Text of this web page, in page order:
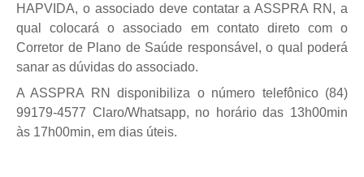
HAPVIDA, o associado deve contatar a ASSPRA RN, a
qual colocará o associado em contato direto com o
Corretor de Plano de Saúde responsável, o qual poderá
sanar as dúvidas do associado.
A ASSPRA RN disponibiliza o número telefônico (84)
99179-4577 Claro/Whatsapp, no horário das 13h00min
às 17h00min, em dias úteis.